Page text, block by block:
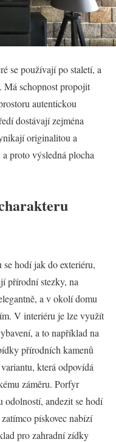
se používají po staletí, a
Má schopnost propojit
autentickou
dostávají zejména
originalitou a
proto výsledná plocha
hodí jak do exteriéru,
přírodní stezky, na
a v okolí domu
V interiéru je lze využít
a to například na
přírodních kamenů
která odpovídá
záměru. Porfyr
odolností, andezit se hodí
pískovec nabízí
pro zahradní zídky